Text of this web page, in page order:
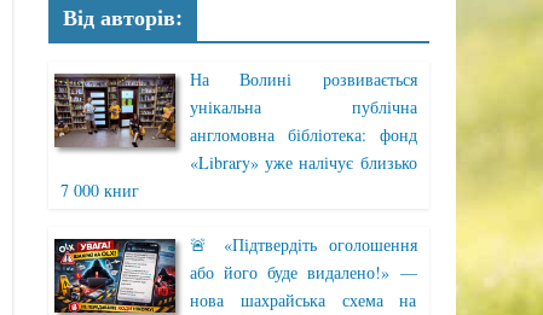
Від авторів:
На Волині розвивається
унікальна публічна
англомовна бібліотека: фонд
«Library» уже налічує близько
7 000 книг
🚨 «Підтвердіть оголошення
або його буде видалено!» —
нова шахрайська схема на